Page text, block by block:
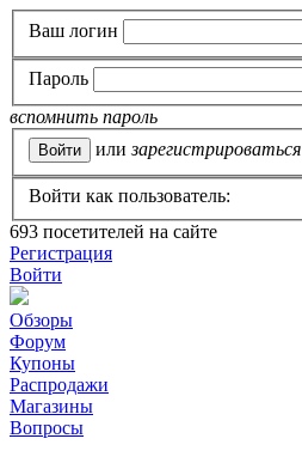
Ваш логин
Пароль
вспомнить пароль
или зарегистрироваться
Войти как пользователь:
693 посетителей на сайте
Регистрация
Войти
Обзоры
Форум
Купоны
Распродажи
Магазины
Вопросы